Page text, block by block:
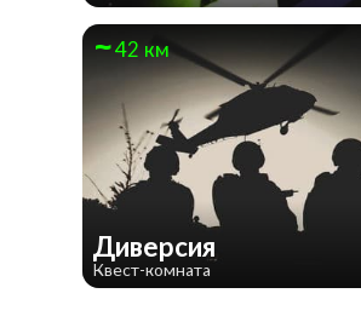
42 км
Диверсия
Квест-комната